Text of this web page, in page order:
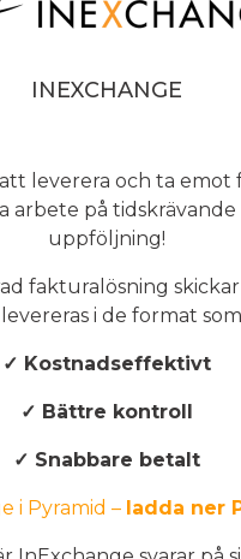
INEXCHANGE
leverera och ta emot
arbete på
uppföljning!
fakturalösning
i de format
✓ Kostnadseffektivt
✓ Bättre kontroll
✓ Snabbare betalt
i Pyramid – ladda ner